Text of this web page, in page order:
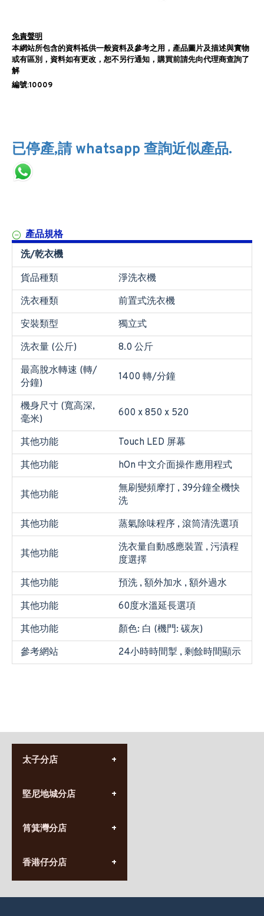
免責聲明
本網站所包含的資料祗供一般資料及參考之用，產品圖片及描述與實物
或有區別，資料如有更改，恕不另行通知，購買前請先向代理商查詢了
解
編號:10009
已停產,請 whatsapp 查詢近似產品.
產品規格
洗/乾衣機
貨品種類
淨洗衣機
洗衣種類
前置式洗衣機
安裝類型
獨立式
洗衣量 (公斤)
8.0 公斤
最高脫水轉速 (轉/
分鐘)
1400 轉/分鐘
機身尺寸 (寬高深,
毫米)
600 x 850 x 520
其他功能
Touch LED 屏幕
其他功能
hOn 中文介面操作應用程式
其他功能
無刷變頻摩打 , 39分鐘全機快
洗
其他功能
蒸氣除味程序 , 滾筒清洗選項
其他功能
洗衣量自動感應裝置 , 污漬程
度選擇
其他功能
預洗 , 額外加水 , 額外過水
其他功能
60度水溫延長選項
其他功能
顏色: 白 (機門: 碳灰)
參考網站
24小時時間掣 , 剩餘時間顯示
太子分店
營業時間:
九龍太子太子道西141號
堅尼地城分店
營業時間:
香港堅尼地城卑路乍街
(堅尼地城地鐵站B出口)
筲箕灣分店
營業時間:
(10:00am-20:30pm)
香港仔分店
營業時間: